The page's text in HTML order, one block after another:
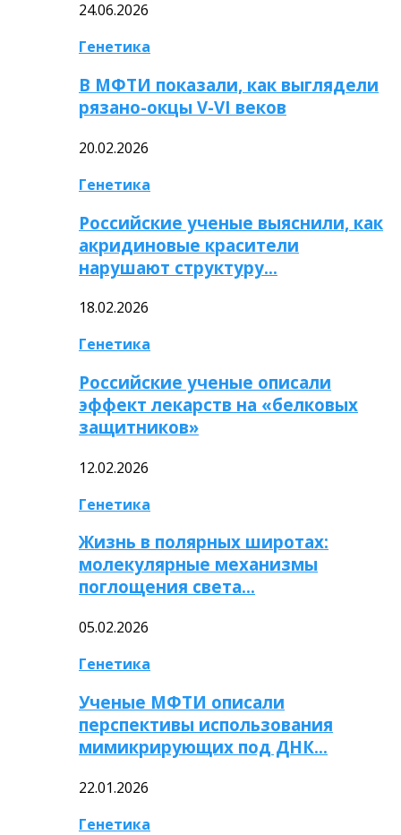
24.06.2026
Генетика
В МФТИ показали, как выглядели
рязано-окцы V-VI веков
20.02.2026
Генетика
Российские ученые выяснили, как
акридиновые красители
нарушают структуру…
18.02.2026
Генетика
Российские ученые описали
эффект лекарств на «белковых
защитников»
12.02.2026
Генетика
Жизнь в полярных широтах:
молекулярные механизмы
поглощения света…
05.02.2026
Генетика
Ученые МФТИ описали
перспективы использования
мимикрирующих под ДНК…
22.01.2026
Генетика